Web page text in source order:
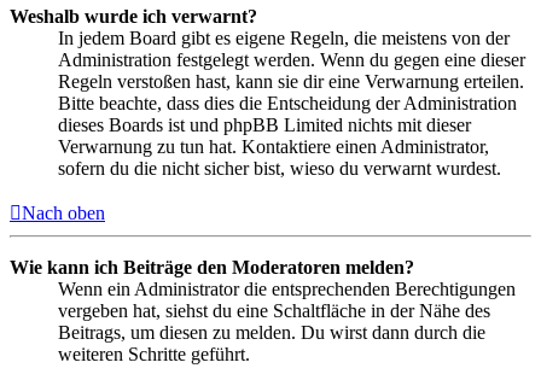
Weshalb wurde ich verwarnt?
In jedem Board gibt es eigene Regeln, die meistens von der
Administration festgelegt werden. Wenn du gegen eine dieser
Regeln verstoßen hast, kann sie dir eine Verwarnung erteilen.
Bitte beachte, dass dies die Entscheidung der Administration
dieses Boards ist und phpBB Limited nichts mit dieser
Verwarnung zu tun hat. Kontaktiere einen Administrator,
sofern du die nicht sicher bist, wieso du verwarnt wurdest.
Nach oben
Wie kann ich Beiträge den Moderatoren melden?
Wenn ein Administrator die entsprechenden Berechtigungen
vergeben hat, siehst du eine Schaltfläche in der Nähe des
Beitrags, um diesen zu melden. Du wirst dann durch die
weiteren Schritte geführt.